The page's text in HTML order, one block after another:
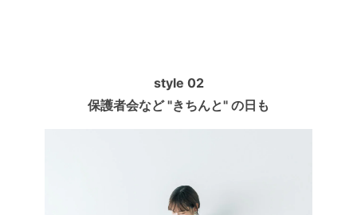
style 02
保護者会など "きちんと" の日も